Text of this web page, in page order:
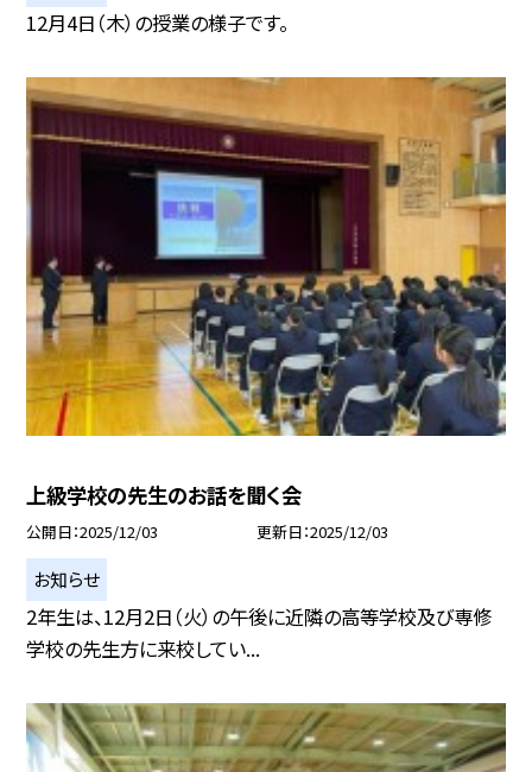
12月4日（木）の授業の様子です。
上級学校の先生のお話を聞く会
公開日 2025/12/03 更新日 2025/12/03
お知らせ
2年生は、12月2日（火）の午後に近隣の高等学校及び専修
学校の先生方に来校してい...